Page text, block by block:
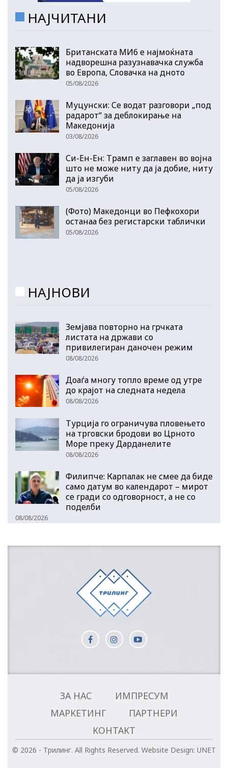
НАЈЧИТАНИ
Британската МИ6 е најмоќната
надворешна разузнавачка служба
во Европа, Словачка на дното
05/08/2026
Муцунски: Се водат разговори „под
радарот“ за деблокирање на
Македонија
03/08/2026
Си-Ен-Ен: Трамп е заглавен во војна
што не може ниту да ја добие, ниту
да ја изгуби
05/08/2026
(Фото) Македонци во Пефкохори
останаа без регистарски таблички
05/08/2026
НАЈНОВИ
Земјава повторно на грчката
листата на држави со
привилегиран даночен режим
08/08/2026
Доаѓа многу топло време од утре
до крајот на следната недела
08/08/2026
Турција го ограничува пловењето
на трговски бродови во Црното
Море преку Дарданелите
08/08/2026
Филипче: Карпалак не смее да биде
само датум во календарот – мирот
се гради со одговорност, а не со
поделби
08/08/2026
ЗА НАС
ИМПРЕСУМ
МАРКЕТИНГ
ПАРТНЕРИ
КОНТАКТ
© 2026 - Трилинг. All Rights Reserved. Website Design: UNET